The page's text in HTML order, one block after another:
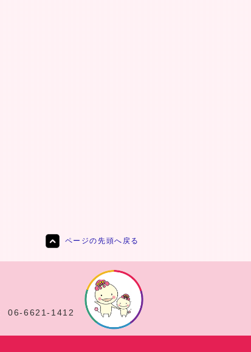
ページの先頭へ戻る
06-6621-1412